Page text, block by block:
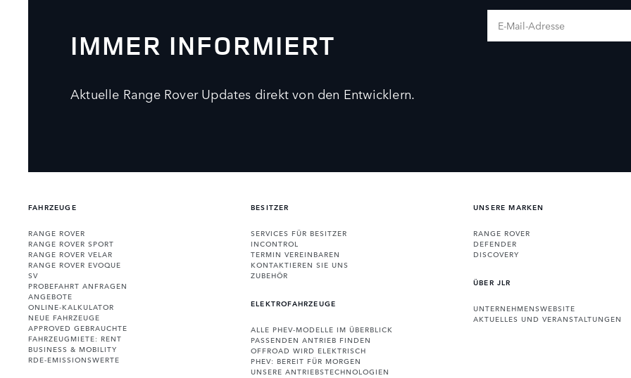
IMMER INFORMIERT
Aktuelle Range Rover Updates direkt von den Entwicklern.
FAHRZEUGE
RANGE ROVER
RANGE ROVER SPORT
RANGE ROVER VELAR
RANGE ROVER EVOQUE
SV
PROBEFAHRT ANFRAGEN
ANGEBOTE
ONLINE-KALKULATOR
NEUE FAHRZEUGE
APPROVED GEBRAUCHTE
FAHRZEUGMIETE: RENT
BUSINESS & MOBILITY
RDE-EMISSIONSWERTE
BESITZER
SERVICES FÜR BESITZER
INCONTROL
TERMIN VEREINBAREN
KONTAKTIEREN SIE UNS
ZUBEHÖR
ELEKTROFAHRZEUGE
ALLE PHEV-MODELLE IM ÜBERBLICK
PASSENDEN ANTRIEB FINDEN
OFFROAD WIRD ELEKTRISCH
PHEV: BEREIT FÜR MORGEN
UNSERE ANTRIEBSTECHNOLOGIEN
UNSERE MARKEN
RANGE ROVER
DEFENDER
DISCOVERY
ÜBER JLR
UNTERNEHMENSWEBSITE
AKTUELLES UND VERANSTALTUNGEN